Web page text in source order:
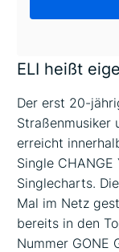
ELI heißt
Der erst 20-
Straßenmusiker
erreicht
Single
Singlecharts.
Mal im Netz
bereits in den
Nummer GONE